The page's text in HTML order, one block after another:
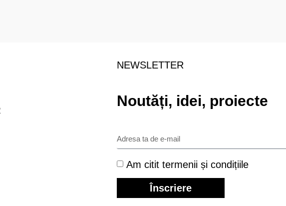
NEWSLETTER
Noutăți, idei, proiecte
Am citit termenii și condițiile
Înscriere